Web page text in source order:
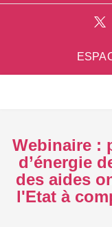
Webinaire :
d’énergie
des aides
l'Etat à